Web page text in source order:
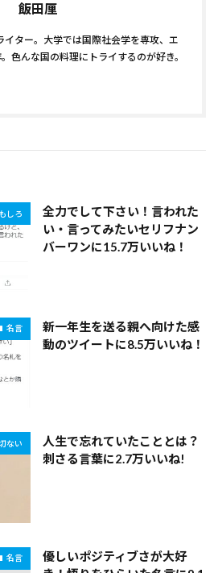
飯田厘
イター。大学では国際社会学を専攻、エ
色んな国の料理にトライするのが好き。
しろ
全力でして下さい！言われた
い・言ってみたいセリフナン
バーワンに15.7万いいね！
名言
新一年生を送る親へ向けた感
動のツイートに8.5万いいね！
ない
人生で忘れていたこととは？
刺さる言葉に2.7万いいね!
名言
優しいポジティブさが大好